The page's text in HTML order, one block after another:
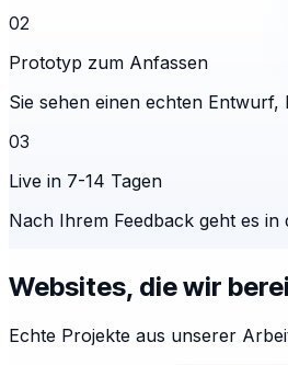
02
Prototyp zum Anfassen
Sie sehen einen echten
03
Live in 7-14 Tagen
Nach Ihrem Feedback geht es
Websites, die wir
Echte Projekte aus unserer